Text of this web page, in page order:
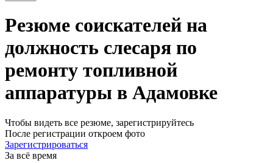
Резюме соискателей на
должность слесаря по
ремонту топливной
аппаратуры в Адамовке
Чтобы видеть все резюме, зарегистрируйтесь
После регистрации откроем фото
Зарегистрироваться
За всё время